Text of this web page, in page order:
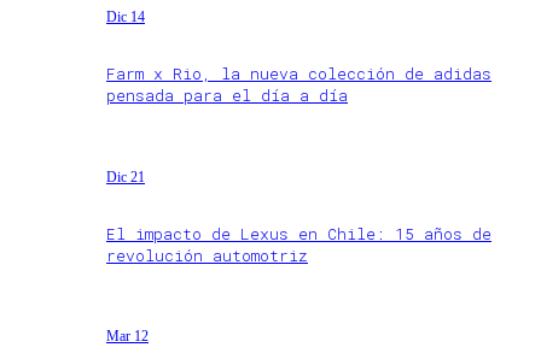
Dic 14
Farm x Rio, la nueva colección de adidas
pensada para el día a día
Dic 21
El impacto de Lexus en Chile: 15 años de
revolución automotriz
Mar 12